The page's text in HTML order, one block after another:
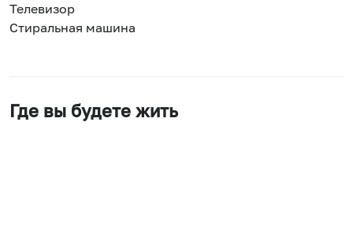
Телевизор
Стиральная машина
Где вы будете жить